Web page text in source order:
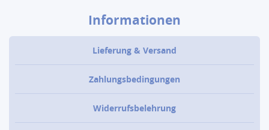
Informationen
Lieferung & Versand
Zahlungsbedingungen
Widerrufsbelehrung